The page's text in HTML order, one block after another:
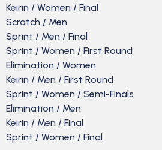
Keirin / Women / Final
Scratch / Men
Sprint / Men / Final
Sprint / Women / First Round
Elimination / Women
Keirin / Men / First Round
Sprint / Women / Semi-Finals
Elimination / Men
Keirin / Men / Final
Sprint / Women / Final